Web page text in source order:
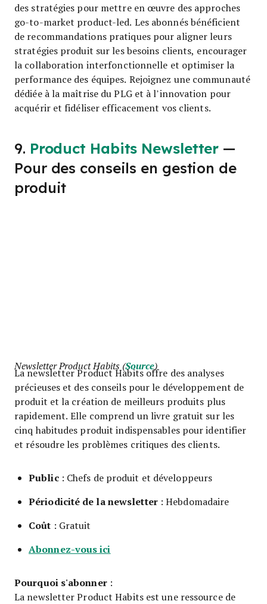
des stratégies pour mettre en œuvre des approches
go-to-market product-led. Les abonnés bénéficient
de recommandations pratiques pour aligner leurs
stratégies produit sur les besoins clients, encourager
la collaboration interfonctionnelle et optimiser la
performance des équipes. Rejoignez une communauté
dédiée à la maîtrise du PLG et à l’innovation pour
acquérir et fidéliser efficacement vos clients.
9. Product Habits Newsletter —
Pour des conseils en gestion de
produit
Newsletter Product Habits (Source)
La newsletter Product Habits offre des analyses
précieuses et des conseils pour le développement de
produit et la création de meilleurs produits plus
rapidement. Elle comprend un livre gratuit sur les
cinq habitudes produit indispensables pour identifier
et résoudre les problèmes critiques des clients.
Public: Chefs de produit et développeurs
Périodicité de la newsletter: Hebdomadaire
Coût : Gratuit
Abonnez-vous ici
Pourquoi s'abonner:
La newsletter Product Habits est une ressource de